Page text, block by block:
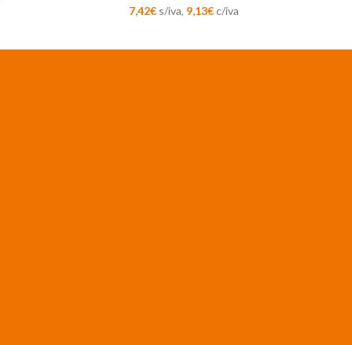
7,42€ s/iva, 9,13€c/iva